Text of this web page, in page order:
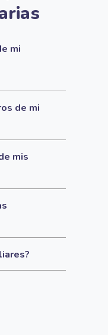
mi
de mi
mis